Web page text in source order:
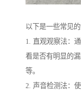
以下是一些常见
1. 直观观察法：
看是否有明显的
等。
2. 声音检测法：